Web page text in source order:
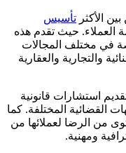
الأكثر تأسيس
العملاء. حيث تقدم هذه
في مختلف المجالات
والتجارية والعقارية
استشارات قانونية
القضائية المختلفة. كما
من الرضا لعملائها من
ومهنية.